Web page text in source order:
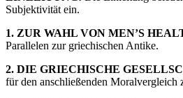
Subjektivität ein.
1. ZUR WAHL VON MEN’S
Parallelen zur griechischen Antike.
2. DIE GRIECHISCHE
für den anschließenden Moralvergleich